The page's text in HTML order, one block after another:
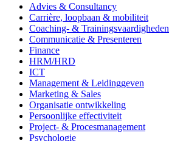
Advies & Consultancy
Carrière, loopbaan & mobiliteit
Coaching- & Trainingsvaardigheden
Communicatie & Presenteren
Finance
HRM/HRD
ICT
Management & Leidinggeven
Marketing & Sales
Organisatie ontwikkeling
Persoonlijke effectiviteit
Project- & Procesmanagement
Psychologie